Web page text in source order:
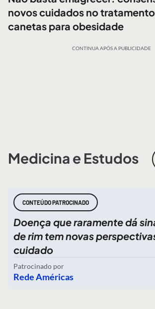
novos cuidados no
canetas para obesidade
CONTINUA APÓS A PUBLICIDADE
Medicina e Estudos
CONTEÚDO PATROCINADO
Doença que raramente dá
de rim tem novas
cuidado
Patrocinado por
Rede Américas